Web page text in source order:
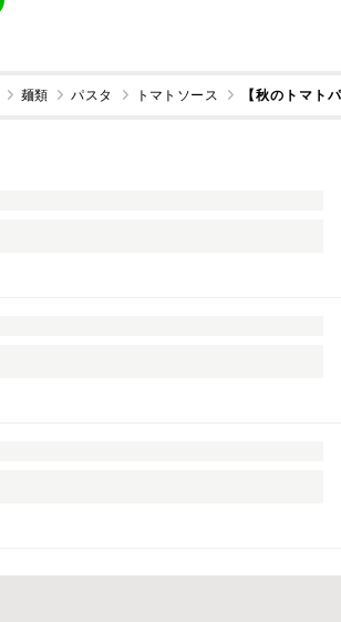
麺類 パスタ トマトソース 【秋のトマト